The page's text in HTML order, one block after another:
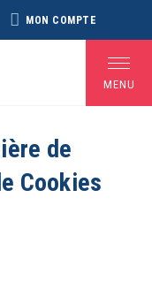
ARCTIQUE
MON COMPTE
MENU
de
Cookies